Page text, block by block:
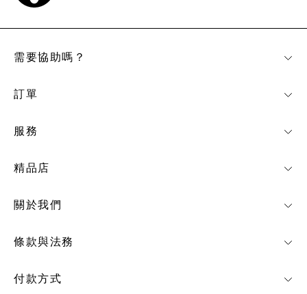
付款方式
需要協助嗎？
訂單
服務
精品店
關於我們
條款與法務